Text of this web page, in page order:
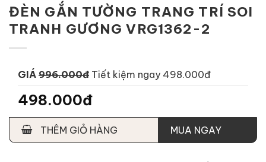
ĐÈN GẮN TƯỜNG TRANG TRÍ SOI
TRANH GƯƠNG VRG1362-2
GIÁ 996.000đ Tiết kiệm ngay 498.000đ
498.000đ
THÊM GIỎ HÀNG MUA NGAY